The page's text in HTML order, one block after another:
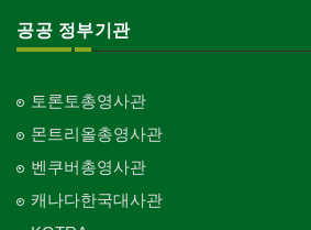
공공 정부기관
토론토총영사관
몬트리올총영사관
벤쿠버총영사관
캐나다한국대사관